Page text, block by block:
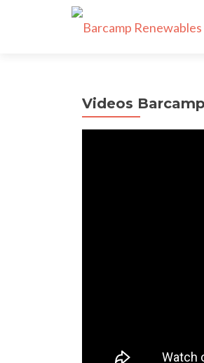
Videos